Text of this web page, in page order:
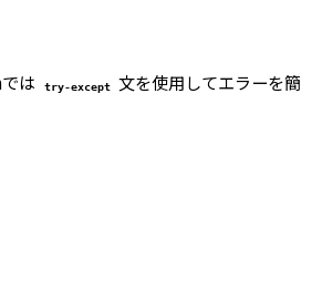
は try-except
文を使用してエラーを簡